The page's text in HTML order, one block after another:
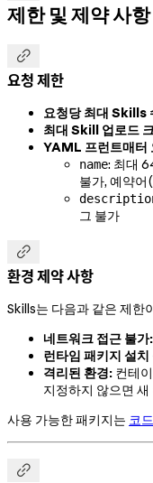
제한 및 제약 사항

요청 제한
요청당 최대 Skills
최대 Skill 업로드
YAML 프런트매터
name: 최대
불가, 예약
그 불가

환경 제약 사항
Skills는 다음과 같은 제한
네트워크 접근 불가:
런타임 패키지 설치
격리된 환경: 컨테
지정하지 않으면
사용 가능한 패키지는 코
